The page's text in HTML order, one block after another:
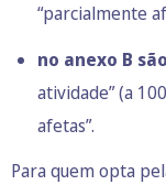
“parcialmente
no anexo B
atividade” (a
afetas”.
Para quem opta